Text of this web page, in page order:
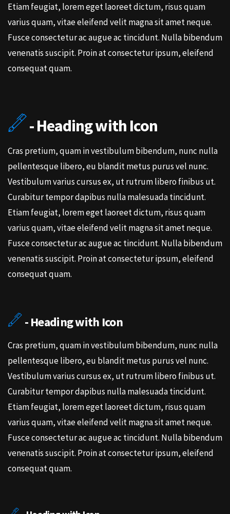
Etiam feugiat, lorem eget laoreet dictum, risus quam
varius quam, vitae eleifend velit magna sit amet neque.
Fusce consectetur ac augue ac tincidunt. Nulla bibendum
venenatis suscipit. Proin at consectetur ipsum, eleifend
consequat quam.
- Heading with Icon
Cras pretium, quam in vestibulum bibendum, nunc nulla
pellentesque libero, eu blandit metus purus vel nunc.
Vestibulum varius cursus ex, ut rutrum libero finibus ut.
Curabitur tempor dapibus nulla malesuada tincidunt.
Etiam feugiat, lorem eget laoreet dictum, risus quam
varius quam, vitae eleifend velit magna sit amet neque.
Fusce consectetur ac augue ac tincidunt. Nulla bibendum
venenatis suscipit. Proin at consectetur ipsum, eleifend
consequat quam.
- Heading with Icon
Cras pretium, quam in vestibulum bibendum, nunc nulla
pellentesque libero, eu blandit metus purus vel nunc.
Vestibulum varius cursus ex, ut rutrum libero finibus ut.
Curabitur tempor dapibus nulla malesuada tincidunt.
Etiam feugiat, lorem eget laoreet dictum, risus quam
varius quam, vitae eleifend velit magna sit amet neque.
Fusce consectetur ac augue ac tincidunt. Nulla bibendum
venenatis suscipit. Proin at consectetur ipsum, eleifend
consequat quam.